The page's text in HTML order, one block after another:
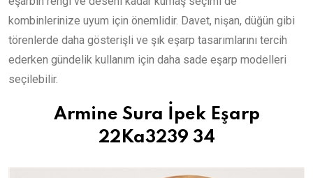
kombinlerinize uyum için önemlidir. Davet, nişan, düğün gibi
törenlerde daha gösterişli ve şık eşarp tasarımlarını tercih
ederken gündelik kullanım için daha sade eşarp modelleri
seçilebilir.
Armine Sura İpek Eşarp
22Ka3239 34